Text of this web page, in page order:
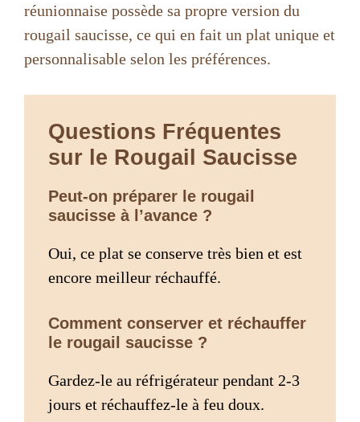
réunionnaise possède sa propre version du
rougail saucisse, ce qui en fait un plat unique et
personnalisable selon les préférences.
Questions Fréquentes
sur le Rougail Saucisse
Peut-on préparer le rougail
saucisse à l’avance ?
Oui, ce plat se conserve très bien et est
encore meilleur réchauffé.
Comment conserver et réchauffer
le rougail saucisse ?
Gardez-le au réfrigérateur pendant 2-3
jours et réchauffez-le à feu doux.